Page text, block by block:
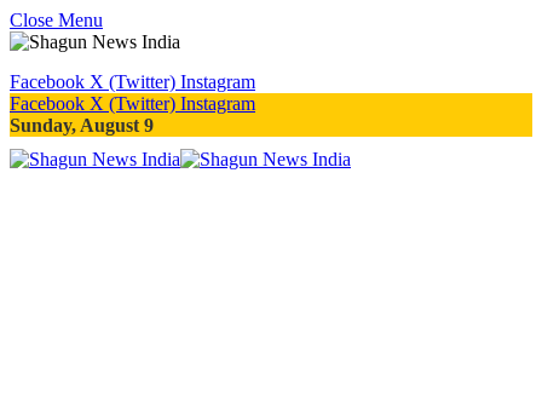
Close Menu
Facebook X (Twitter) Instagram
Facebook X (Twitter) Instagram
Sunday, August 9